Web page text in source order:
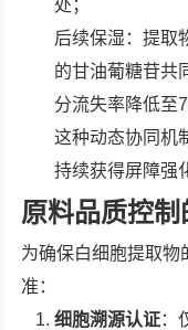
处；
后续保湿：提取
的甘油葡糖苷共
分流失率降低至
这种动态协同机
持续获得屏障强
原料品质控
为确保白细胞提取物
准：
细胞溯源认证：